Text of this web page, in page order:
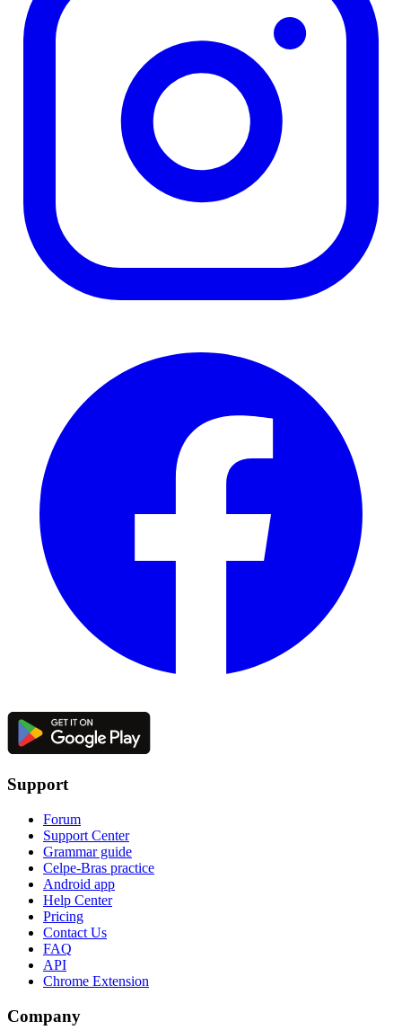
Support
Forum
Support Center
Grammar guide
Celpe-Bras practice
Android app
Help Center
Pricing
Contact Us
FAQ
API
Chrome Extension
Company